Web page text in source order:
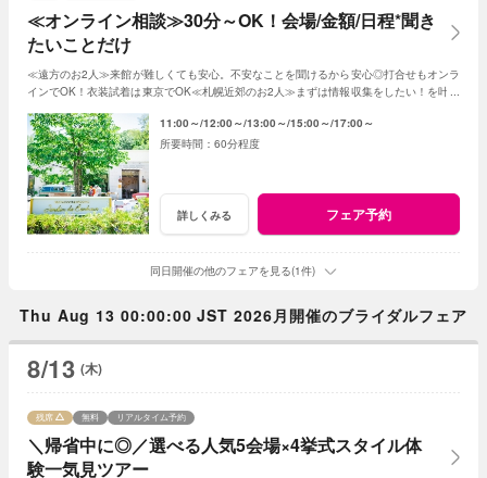
≪オンライン相談≫30分～OK！会場/金額/日程*聞き
たいことだけ
≪遠方のお2人≫来館が難しくても安心。不安なことを聞けるから安心◎打合せもオンラ
インでOK！衣装試着は東京でOK≪札幌近郊のお2人≫まずは情報収集をしたい！を叶え
11:00～ 12:00～ 13:00～ 15:00～ 17:00～
60分程度
詳しくみる フェア予約
同日開催の他のフェアを見る(1件)
Thu Aug 13 00:00:00 JST 2026月開催のブライダルフェア
8/13 (木)
＼帰省中に◎／選べる人気5会場×4挙式スタイル体
験一気見ツアー
残席 無料 リアルタイム予約